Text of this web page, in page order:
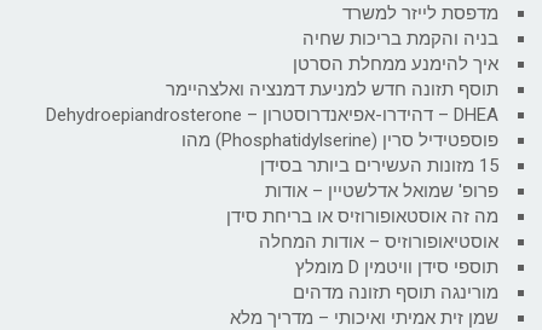
מדפסת לייזר למשרד
בניה והקמת בריכות שחיה
איך להימנע ממחלת הסרטן
תוסף תזונה חדש למניעת דמנציה ואלצהיימר
DHEA – דהידרו-אפיאנדרוסטרון – Dehydroepiandrosterone
פוספטידיל סרין (Phosphatidylserine) מהו
15 מזונות העשירים ביותר בסידן
פרופ' שמואל אדלשטיין – אודות
מה זה אוסטאופורוזיס או בריחת סידן
אוסטיאופורוזיס – אודות המחלה
תוספי סידן וויטמין D מומלץ
מורינגה תוסף תזונה מדהים
שמן זית אמיתי ואיכותי – מדריך מלא